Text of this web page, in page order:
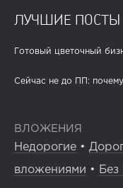
ЛУЧШИЕ ПОСТЫ
Готовый цветочный
Сейчас не до ПП:
ВЛОЖЕНИЯ
Недорогие •
вложениями • Без